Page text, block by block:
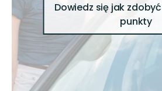
Dowiedz się jak
punkty